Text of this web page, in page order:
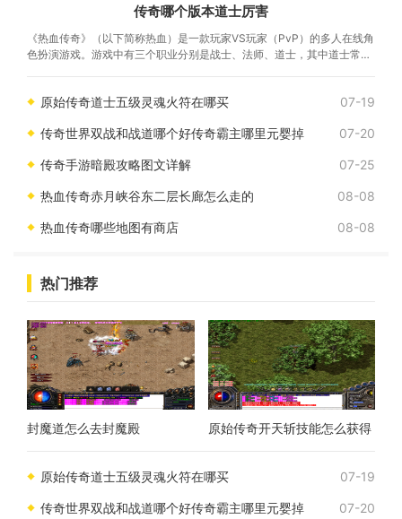
传奇哪个版本道士厉害
《热血传奇》（以下简称热血）是一款玩家VS玩家（PvP）的多人在线角
色扮演游戏。游戏中有三个职业分别是战士、法师、道士，其中道士常常
原始传奇道士五级灵魂火符在哪买 07-19
传奇世界双战和战道哪个好传奇霸主哪里元婴掉 07-20
传奇手游暗殿攻略图文详解 07-25
热血传奇赤月峡谷东二层长廊怎么走的 08-08
热血传奇哪些地图有商店 08-08
热门推荐
封魔道怎么去封魔殿 原始传奇开天斩技能怎么获得
原始传奇道士五级灵魂火符在哪买 07-19
传奇世界双战和战道哪个好传奇霸主哪里元婴掉 07-20